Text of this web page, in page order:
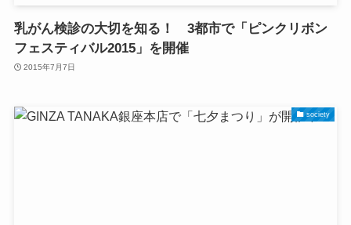
乳がん検診の大切を知る！ 3都市で「ピンクリボン
フェスティバル2015」を開催
2015年7月7日
society